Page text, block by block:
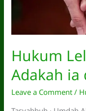
Hukum
Adakah ia
Leave a Comment /